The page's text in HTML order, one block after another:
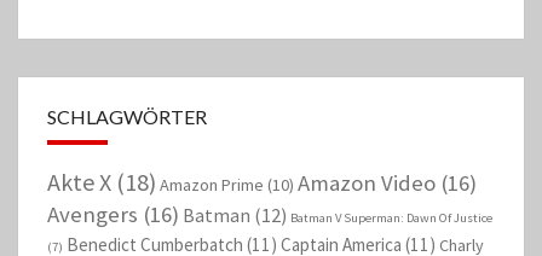
SCHLAGWÖRTER
Akte X (18) Amazon Prime (10) Amazon Video (16)
Avengers (16) Batman (12) Batman V Superman: Dawn Of Justice
(7) Benedict Cumberbatch (11) Captain America (11) Charly